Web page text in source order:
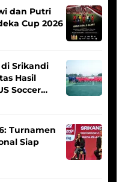
dan Putri
Cup 2026
Srikandi
Hasil
Soccer
Turnamen
Siap